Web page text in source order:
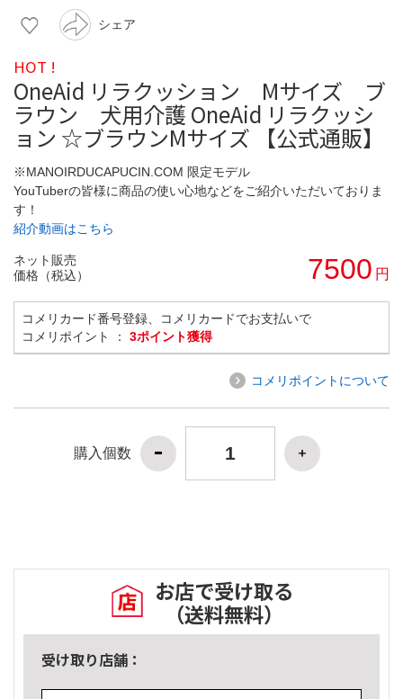
シェア
HOT !
OneAid リラクッション Mサイズ ブ
ラウン 犬用介護 OneAid リラクッシ
ョン ☆ブラウンMサイズ 【公式通販】
※MANOIRDUCAPUCIN.COM 限定モデル
YouTuberの皆様に商品の使い心地などをご紹介いただいておりま
す！
紹介動画はこちら
ネット販売
価格（税込）
7500 円
コメリカード番号登録、コメリカードでお支払いで
コメリポイント ： 3ポイント獲得
コメリポイントについて
購入個数
お店で受け取る
（送料無料）
受け取り店舗：